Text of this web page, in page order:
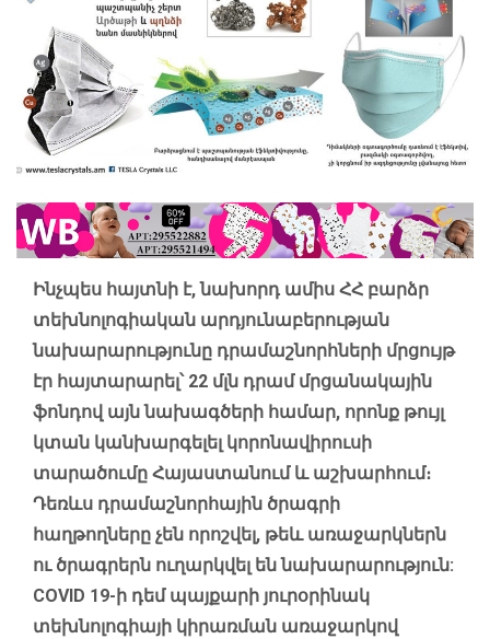
Ինչպես հայտնի է, նախորդ ամիս ՀՀ բարձր
տեխնոլոգիական արդյունաբերության
նախարարությունը դրամաշնորհների մրցույթ
էր հայտարարել՝ 22 մլն դրամ մրցանակային
ֆոնդով այն նախագծերի համար, որոնք թույլ
կտան կանխարգելել կորոնավիրուսի
տարածումը Հայաստանում և աշխարհում։
Դեռևս դրամաշնորհային ծրագրի
հաղթողները չեն որոշվել, թեև առաջարկներն
ու ծրագրերն ուղարկվել են նախարարություն:
COVID 19-ի դեմ պայքարի յուրօրինակ
տեխնոլոգիայի կիրառման առաջարկով